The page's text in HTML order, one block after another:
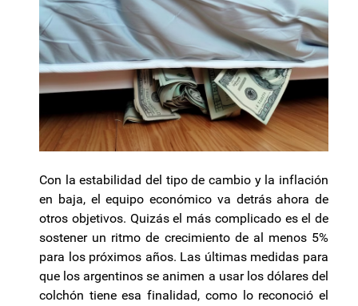
Con la estabilidad del tipo de cambio y la inflación
en baja, el equipo económico va detrás ahora de
otros objetivos. Quizás el más complicado es el de
sostener un ritmo de crecimiento de al menos 5%
para los próximos años. Las últimas medidas para
que los argentinos se animen a usar los dólares del
colchón tiene esa finalidad, como lo reconoció el